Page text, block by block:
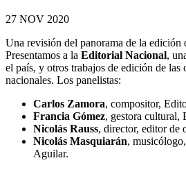
27 NOV 2020
Una revisión del panorama de la edición
Presentamos a la Editorial Nacional,
el país, y otros trabajos de edición de las
nacionales. Los panelistas:
Carlos Zamora, compositor,
Francia Gómez, gestora cultural,
Nicolás Rauss, director, editor de
Nicolás Masquiarán,
Aguilar.